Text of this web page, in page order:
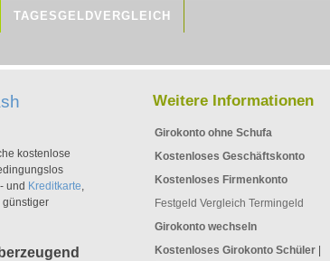
TAGESGELDVERGLEICH
Weitere Informationen
Girokonto ohne Schufa
Kostenloses Geschäftskonto
Kostenloses Firmenkonto
Festgeld Vergleich Termingeld
Girokonto wechseln
Kostenloses Girokonto Schüler|
kostenlose
und Kreditkarte,
günstiger